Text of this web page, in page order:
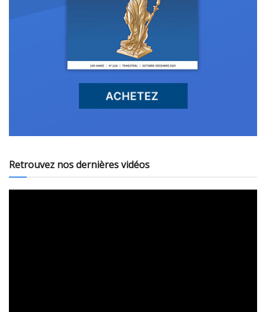
Retrouvez nos dernières vidéos